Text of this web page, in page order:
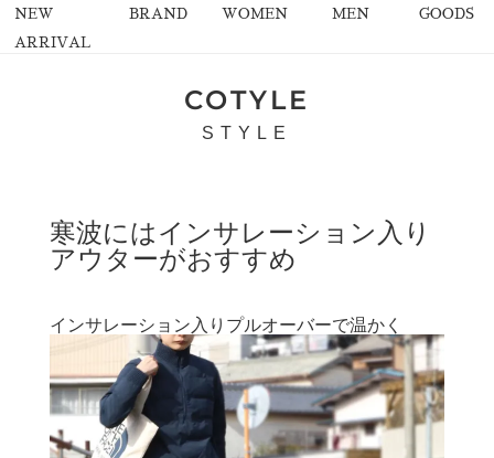
NEW
ARRIVAL
BRAND WOMEN MEN GOODS
COTYLE
STYLE
寒波にはインサレーション入り
アウターがおすすめ
インサレーション入りプルオーバーで温かく